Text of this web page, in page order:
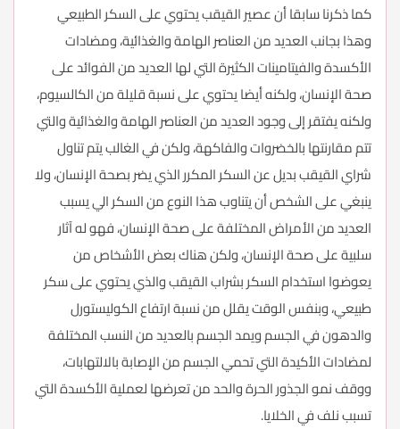
كما ذكرنا سابقا أن عصير القيقب يحتوي على السكر الطبيعي
وهذا بجانب العديد من العناصر الهامة والغذائية، ومضادات
الأكسدة والفيتامينات الكثيرة التي لها العديد من الفوائد على
صحة الإنسان، ولكنه أيضا يحتوي على نسبة قليلة من الكالسيوم،
ولكنه يفتقر إلى وجود العديد من العناصر الهامة والغذائية والتي
تتم مقارنتها بالخضروات والفاكهة، ولكن في الغالب يتم تناول
شراي القيقب بديل عن السكر المكرر الذي يضر بصحة الإنسان، ولا
ينبغي على الشخص أن يتناوب هذا النوع من السكر الي يسبب
العديد من الأمراض المختلفة على صحة الإنسان، فهو له آثار
سلبية على صحة الإنسان، ولكن هناك بعض الأشخاص من
يعوضوا استخدام السكر بشراب القيقب والذي يحتوي على سكر
طبيعي، وبنفس الوقت يقلل من نسبة ارتفاع الكوليستورل
والدهون في الجسم ويمد الجسم بالعديد من النسب المختلفة
لمضادات الأكيدة التي تحمي الجسم من الإصابة بالالتهابات،
ووقف نمو الجذور الحرة والحد من تعرضها لعملية الأكسدة التي
تسبب نلف في الخلايا.